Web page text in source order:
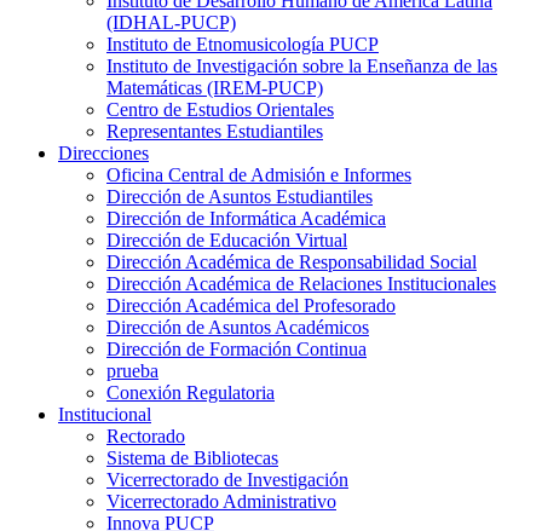
(IDHAL-PUCP)
Instituto de Etnomusicología PUCP
Instituto de Investigación sobre la Enseñanza de las
Matemáticas (IREM-PUCP)
Centro de Estudios Orientales
Representantes Estudiantiles
Direcciones
Oficina Central de Admisión e Informes
Dirección de Asuntos Estudiantiles
Dirección de Informática Académica
Dirección de Educación Virtual
Dirección Académica de Responsabilidad Social
Dirección Académica de Relaciones Institucionales
Dirección Académica del Profesorado
Dirección de Asuntos Académicos
Dirección de Formación Continua
prueba
Conexión Regulatoria
Institucional
Rectorado
Sistema de Bibliotecas
Vicerrectorado de Investigación
Vicerrectorado Administrativo
Innova PUCP